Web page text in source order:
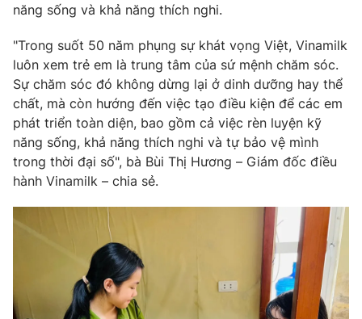
® Cấm sao chép dưới mọi hình thức nếu không có sự chấp
thuận bằng văn bản. Ghi rõ nguồn VTV.vn khi phát hành lại
thông tin từ website này.
năng sống và khả năng thích nghi.
"Trong suốt 50 năm phụng sự khát vọng Việt, Vinamilk
luôn xem trẻ em là trung tâm của sứ mệnh chăm sóc.
Sự chăm sóc đó không dừng lại ở dinh dưỡng hay thể
chất, mà còn hướng đến việc tạo điều kiện để các em
phát triển toàn diện, bao gồm cả việc rèn luyện kỹ
năng sống, khả năng thích nghi và tự bảo vệ mình
trong thời đại số", bà Bùi Thị Hương – Giám đốc điều
hành Vinamilk – chia sẻ.